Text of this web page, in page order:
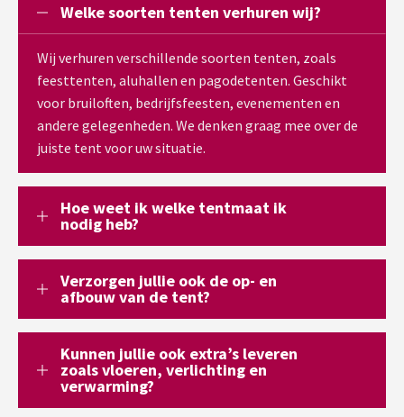
Welke soorten tenten verhuren wij?
Wij verhuren verschillende soorten tenten, zoals
feesttenten, aluhallen en pagodetenten. Geschikt
voor bruiloften, bedrijfsfeesten, evenementen en
andere gelegenheden. We denken graag mee over de
juiste tent voor uw situatie.
Hoe weet ik welke tentmaat ik
nodig heb?
Verzorgen jullie ook de op- en
afbouw van de tent?
Kunnen jullie ook extra’s leveren
zoals vloeren, verlichting en
verwarming?